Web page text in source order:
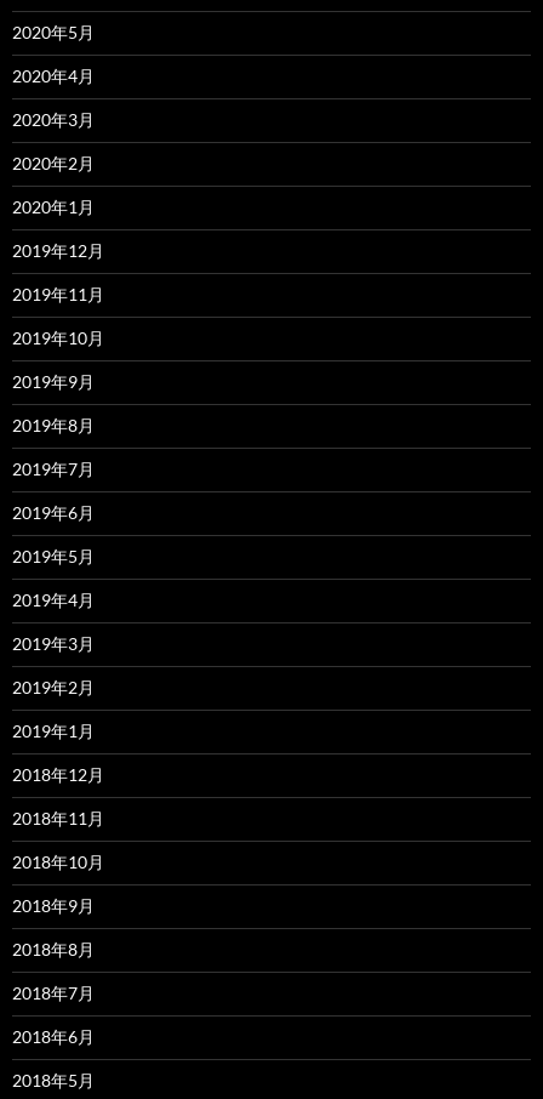
2020年5月
2020年4月
2020年3月
2020年2月
2020年1月
2019年12月
2019年11月
2019年10月
2019年9月
2019年8月
2019年7月
2019年6月
2019年5月
2019年4月
2019年3月
2019年2月
2019年1月
2018年12月
2018年11月
2018年10月
2018年9月
2018年8月
2018年7月
2018年6月
2018年5月